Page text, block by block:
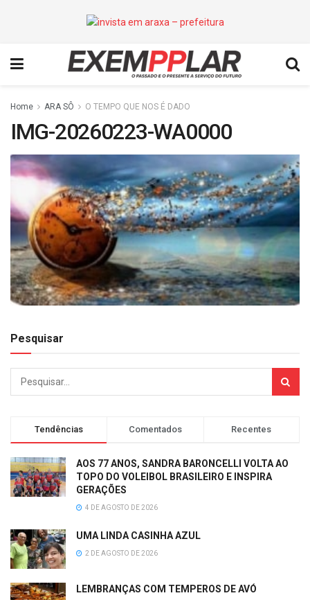
Home ARA SÔ O TEMPO QUE NOS É DADO
IMG-20260223-WA0000
Pesquisar
Tendências Comentados Recentes
AOS 77 ANOS, SANDRA BARONCELLI VOLTA AO
TOPO DO VOLEIBOL BRASILEIRO E INSPIRA
GERAÇÕES
4 DE AGOSTO DE 2026
UMA LINDA CASINHA AZUL
2 DE AGOSTO DE 2026
LEMBRANÇAS COM TEMPEROS DE AVÓ